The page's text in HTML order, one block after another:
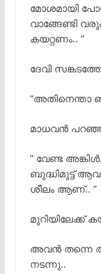
മോശമായി
വാങ്ങേണ്ടി
കയറ്റണം.. ”
ദേവി
“അതിനെന്താ
മാധവന്
” വേണ്ട അങ്കിള്
ബുദ്ധിമുട്ട്
ശീലം ആണ്.. ”
മുറിയിലേക്ക്
അവന്തന്നെ
നടന്നു..